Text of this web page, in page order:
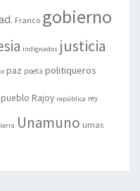
Franco gobierno
indignados justicia
paz poeta politiqueros
pueblo Rajoy república rey
Unamuno urnas